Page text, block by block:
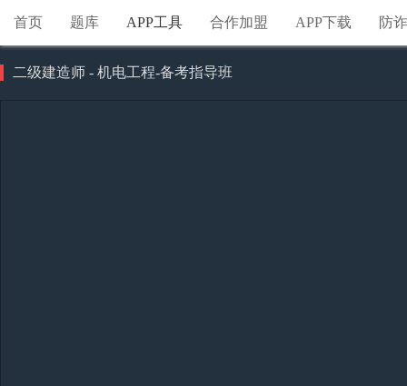
首页 题库 APP工具 合作加盟 APP下载 防
二级建造师 - 机电工程-备考指导班